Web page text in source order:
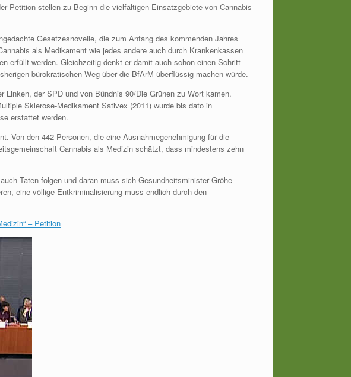
Petition stellen zu Beginn die vielfältigen Einsatzgebiete von Cannabis
Gesetzesnovelle, die zum Anfang des kommenden Jahres
als Medikament wie jedes andere auch durch Krankenkassen
erfüllt werden. Gleichzeitig denkt er damit auch schon einen Schritt
bürokratischen Weg über die BfArM überflüssig machen würde.
der SPD und von Bündnis 90/Die Grünen zu Wort kamen.
Sklerose-Medikament Sativex (2011) wurde bis dato in
erstattet werden.
Von den 442 Personen, die eine Ausnahmegenehmigung für die
Cannabis als Medizin schätzt, dass mindestens zehn
Taten folgen und daran muss sich Gesundheitsminister Gröhe
eine völlige Entkriminalisierung muss endlich durch den
– Petition